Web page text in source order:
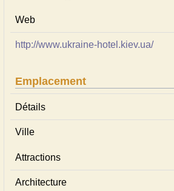
Web
http://www.ukraine-hotel.kiev.ua/
Emplacement
Détails
Ville
Attractions
Architecture